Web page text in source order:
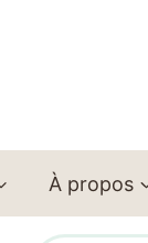
À propos